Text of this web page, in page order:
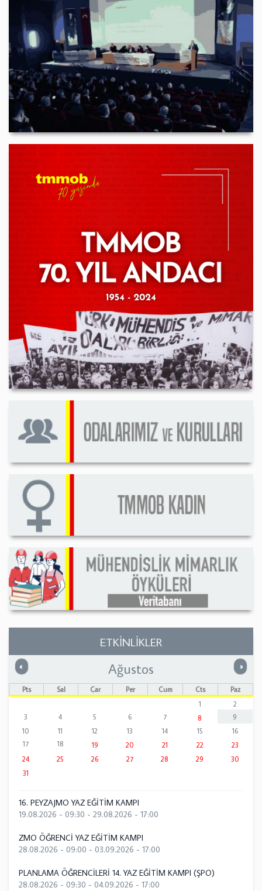
ETKİNLİKLER
« Önceki »
Ağustos
Pts Sal Çar Per Cum Cts
Paz
1
2
3
4 5 6 7 8
9
10
11 12 13 14 15
16
17
18 19 20 21 22
23
24
25 26 27 28 29
30
31
16. PEYZAJMO YAZ EĞİTİM KAMPI
19.08.2026 - 09:30 - 29.08.2026 - 17:00
ZMO ÖĞRENCİ YAZ EĞİTİM KAMPI
28.08.2026 - 09:00 - 03.09.2026 - 17:00
PLANLAMA ÖĞRENCİLERİ 14. YAZ EĞİTİM KAMPI (ŞPO)
28.08.2026 - 09:30 - 04.09.2026 - 17:00